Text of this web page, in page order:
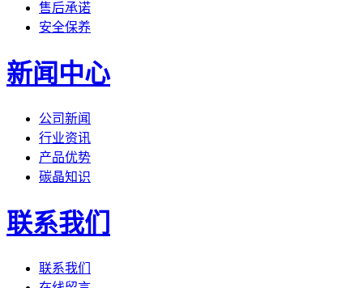
售后承诺
安全保养
新闻中心
公司新闻
行业资讯
产品优势
碳晶知识
联系我们
联系我们